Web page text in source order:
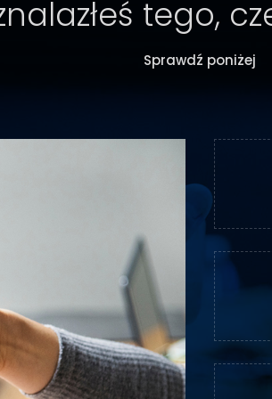
tego,
Sprawdź poniżej